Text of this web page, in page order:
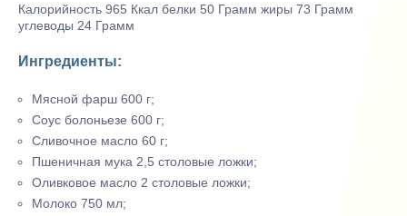
Калорийность 965 Ккал белки 50 Грамм жиры 73 Грамм
углеводы 24 Грамм
Ингредиенты:
Мясной фарш 600 г;
Соус болоньезе 600 г;
Сливочное масло 60 г;
Пшеничная мука 2,5 столовые ложки;
Оливковое масло 2 столовые ложки;
Молоко 750 мл;